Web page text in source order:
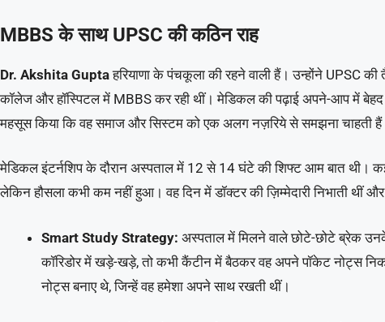
MBBS के साथ UPSC की कठिन राह
Dr. Akshita Guptaहरियाणा के पंचकूला की रहने वाली हैं। उन्होंने UPSC
कॉलेज और हॉस्पिटल में MBBS कर रही थीं। मेडिकल की पढ़ाई अपने-आप में बेहद
महसूस किया कि वह समाज और सिस्टम को एक अलग नज़रिये से समझना चाहती
मेडिकल इंटर्नशिप के दौरान अस्पताल में 12 से 14 घंटे की शिफ्ट आम बात थी।
लेकिन हौसला कभी कम नहीं हुआ। वह दिन में डॉक्टर की ज़िम्मेदारी निभाती थीं
Smart Study Strategy: अस्पताल में मिलने वाले छोटे-छोटे ब्रेक
कॉरिडोर में खड़े-खड़े, तो कभी कैंटीन में बैठकर वह अपने पॉकेट नोट्स
नोट्स बनाए थे, जिन्हें वह हमेशा अपने साथ रखती थीं।